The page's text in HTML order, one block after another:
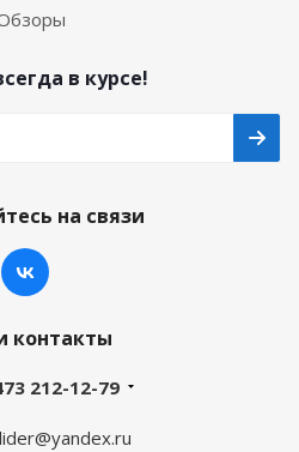
в курсе!
на связи
контакты
212-12-79